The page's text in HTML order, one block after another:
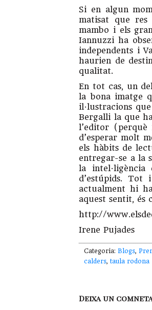
Si en algun
matisat que res
mambo i els
Iannuzzi ha
independents i
haurien de
qualitat.
En tot cas, un
la bona imatge
il·lustracions
Bergalli la que
l’editor
d’esperar molt
els hàbits de
entregar-se a la
la
d’estúpids.
actualment hi
aquest sentit, és
http://
Irene Pujades
Categoria:Blogs,
calders,taula rodona
Deixa un